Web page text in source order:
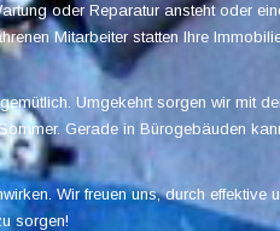
oder Reparatur ansteht oder
Mitarbeiter statten Ihre
Umgekehrt sorgen wir mit
Gerade in Bürogebäuden
Wir freuen uns, durch effektive
sorgen!